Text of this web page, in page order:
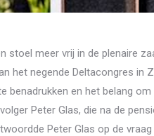
stoel meer vrij in de plenaire
het negende Deltacongres in
benadrukken en het belang
Peter Glas, die na de
Peter Glas op de